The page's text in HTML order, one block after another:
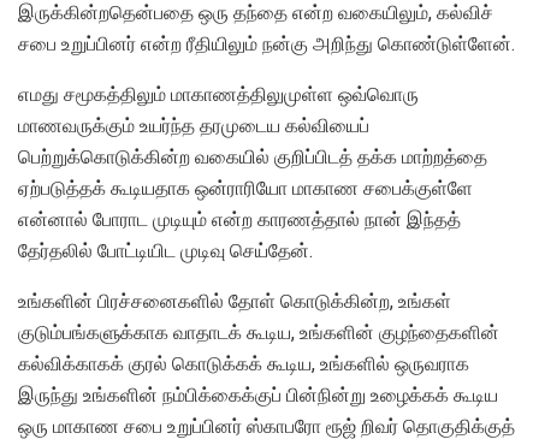
இருக்கின்றதென்பதை ஒரு தந்தை என்ற வகையிலும், கல்விச்
சபை உறுப்பினர் என்ற ரீதியிலும் நன்கு அறிந்து கொண்டுள்ளேன்.
எமது சமூகத்திலும் மாகாணத்திலுமுள்ள ஒவ்வொரு
மாணவருக்கும் உயர்ந்த தரமுடைய கல்வியைப்
பெற்றுக்கொடுக்கின்ற வகையில் குறிப்பிடத் தக்க மாற்றத்தை
ஏற்படுத்தக் கூடியதாக ஒன்ராரியோ மாகாண சபைக்குள்ளே
என்னால் போராட முடியும் என்ற காரணத்தால் நான் இந்தத்
தேர்தலில் போட்டியிட முடிவு செய்தேன்.
உங்களின் பிரச்சனைகளில் தோள் கொடுக்கின்ற, உங்கள்
குடும்பங்களுக்காக வாதாடக் கூடிய, உங்களின் குழந்தைகளின்
கல்விக்காகக் குரல் கொடுக்கக் கூடிய, உங்களில் ஒருவராக
இருந்து உங்களின் நம்பிக்கைக்குப் பின்நின்று உழைக்கக் கூடிய
ஒரு மாகாண சபை உறுப்பினர் ஸ்காபரோ ரூஜ் றிவர் தொகுதிக்குத்